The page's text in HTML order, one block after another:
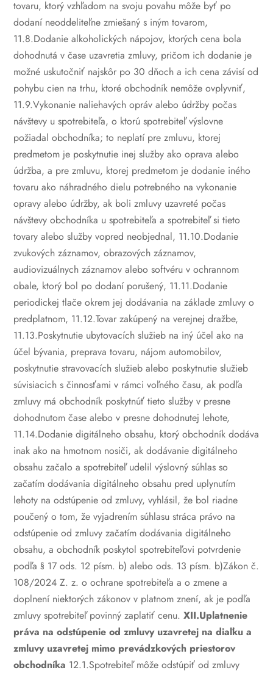
tovaru, ktorý vzhľadom na svoju povahu môže byť po
dodaní neoddeliteľne zmiešaný s iným tovarom,
11.8.Dodanie alkoholických nápojov, ktorých cena bola
dohodnutá v čase uzavretia zmluvy, pričom ich dodanie je
možné uskutočniť najskôr po 30 dňoch a ich cena závisí od
pohybu cien na trhu, ktoré obchodník nemôže ovplyvniť,
11.9.Vykonanie naliehavých opráv alebo údržby počas
návštevy u spotrebiteľa, o ktorú spotrebiteľ výslovne
požiadal obchodníka; to neplatí pre zmluvu, ktorej
predmetom je poskytnutie inej služby ako oprava alebo
údržba, a pre zmluvu, ktorej predmetom je dodanie iného
tovaru ako náhradného dielu potrebného na vykonanie
opravy alebo údržby, ak boli zmluvy uzavreté počas
návštevy obchodníka u spotrebiteľa a spotrebiteľ si tieto
tovary alebo služby vopred neobjednal, 11.10.Dodanie
zvukových záznamov, obrazových záznamov,
audiovizuálnych záznamov alebo softvéru v ochrannom
obale, ktorý bol po dodaní porušený, 11.11.Dodanie
periodickej tlače okrem jej dodávania na základe zmluvy o
predplatnom, 11.12.Tovar zakúpený na verejnej dražbe,
11.13.Poskytnutie ubytovacích služieb na iný účel ako na
účel bývania, preprava tovaru, nájom automobilov,
poskytnutie stravovacích služieb alebo poskytnutie služieb
súvisiacich s činnosťami v rámci voľného času, ak podľa
zmluvy má obchodník poskytnúť tieto služby v presne
dohodnutom čase alebo v presne dohodnutej lehote,
11.14.Dodanie digitálneho obsahu, ktorý obchodník dodáva
inak ako na hmotnom nosiči, ak dodávanie digitálneho
obsahu začalo a spotrebiteľ udelil výslovný súhlas so
začatím dodávania digitálneho obsahu pred uplynutím
lehoty na odstúpenie od zmluvy, vyhlásil, že bol riadne
poučený o tom, že vyjadrením súhlasu stráca právo na
odstúpenie od zmluvy začatím dodávania digitálneho
obsahu, a obchodník poskytol spotrebiteľovi potvrdenie
podľa § 17 ods. 12 písm. b) alebo ods. 13 písm. b)Zákon č.
108/2024 Z. z. o ochrane spotrebiteľa a o zmene a
doplnení niektorých zákonov v platnom znení, ak je podľa
zmluvy spotrebiteľ povinný zaplatiť cenu. XII.Uplatnenie
práva na odstúpenie od zmluvy uzavretej na diaľku a
zmluvy uzavretej mimo prevádzkových priestorov
obchodníka 12.1.Spotrebiteľ môže odstúpiť od zmluvy